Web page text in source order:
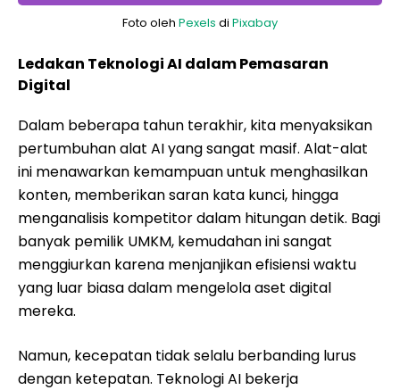
Foto oleh Pexels di Pixabay
Ledakan Teknologi AI dalam Pemasaran
Digital
Dalam beberapa tahun terakhir, kita menyaksikan
pertumbuhan alat AI yang sangat masif. Alat-alat
ini menawarkan kemampuan untuk menghasilkan
konten, memberikan saran kata kunci, hingga
menganalisis kompetitor dalam hitungan detik. Bagi
banyak pemilik UMKM, kemudahan ini sangat
menggiurkan karena menjanjikan efisiensi waktu
yang luar biasa dalam mengelola aset digital
mereka.
Namun, kecepatan tidak selalu berbanding lurus
dengan ketepatan. Teknologi AI bekerja